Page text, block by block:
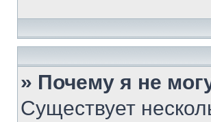
» Почему я не
Существует